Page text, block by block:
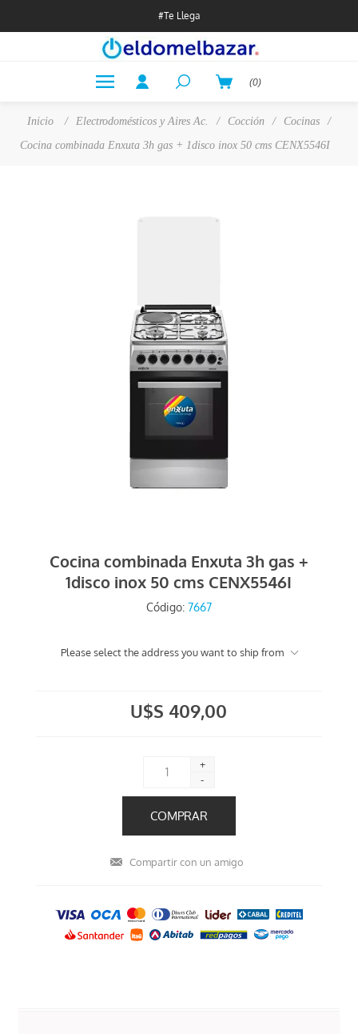
#Te Llega
(0)
Inicio / Electrodomésticos y Aires Ac. / Cocción / Cocinas
/
Cocina combinada Enxuta 3h gas + 1disco inox 50 cms CENX5546I
Cocina combinada Enxuta 3h gas +
1disco inox 50 cms CENX5546I
Código: 7667
Please select the address you want to ship from
U$S 409,00
+
-